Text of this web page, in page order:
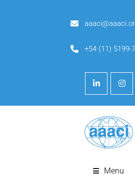
+54 (11) 5199-
Menu